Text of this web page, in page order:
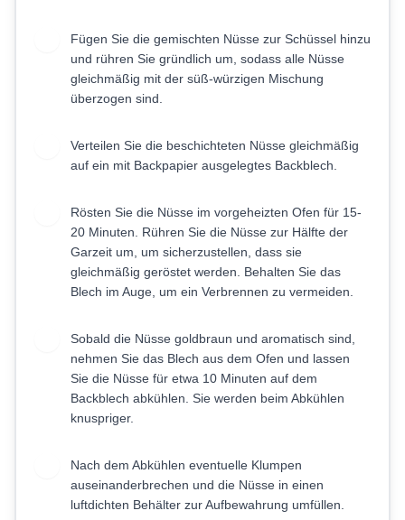
Fügen Sie die gemischten Nüsse zur Schüssel hinzu
und rühren Sie gründlich um, sodass alle Nüsse
gleichmäßig mit der süß-würzigen Mischung
überzogen sind.
Verteilen Sie die beschichteten Nüsse gleichmäßig
auf ein mit Backpapier ausgelegtes Backblech.
Rösten Sie die Nüsse im vorgeheizten Ofen für 15-
20 Minuten. Rühren Sie die Nüsse zur Hälfte der
Garzeit um, um sicherzustellen, dass sie
gleichmäßig geröstet werden. Behalten Sie das
Blech im Auge, um ein Verbrennen zu vermeiden.
Sobald die Nüsse goldbraun und aromatisch sind,
nehmen Sie das Blech aus dem Ofen und lassen
Sie die Nüsse für etwa 10 Minuten auf dem
Backblech abkühlen. Sie werden beim Abkühlen
knuspriger.
Nach dem Abkühlen eventuelle Klumpen
auseinanderbrechen und die Nüsse in einen
luftdichten Behälter zur Aufbewahrung umfüllen.